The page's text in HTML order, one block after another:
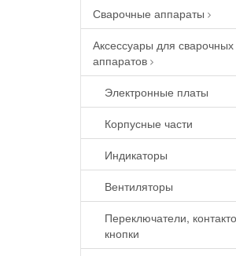
Сварочные аппараты
Аксессуары для сварочных
аппаратов
Электронные платы
Корпусные части
Индикаторы
Вентиляторы
Переключатели,
кнопки